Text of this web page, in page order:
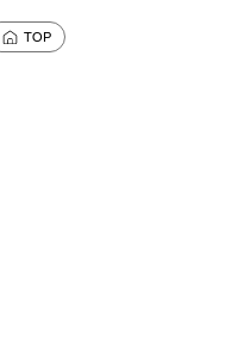
TOP